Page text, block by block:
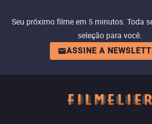
Seu próximo filme em 5 minutos. Toda
seleção para você.
ASSINE A